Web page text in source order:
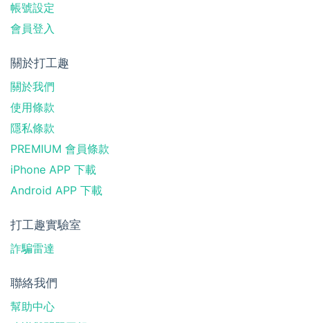
帳號設定
會員登入
關於打工趣
關於我們
使用條款
隱私條款
PREMIUM 會員條款
iPhone APP 下載
Android APP 下載
打工趣實驗室
詐騙雷達
聯絡我們
幫助中心